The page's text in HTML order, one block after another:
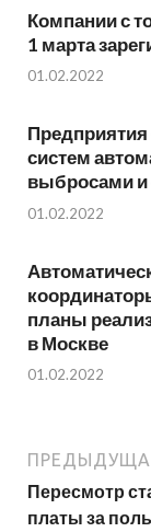
Компании с
1 марта
01.02.2022
Предприятия
систем
выбросами
01.02.2022
планы
в Москве
01.02.2022
Пересмотр
платы за